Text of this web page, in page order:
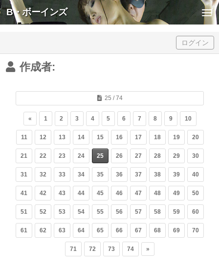
Skip to content
B・ボーインズ
ログイン
作成者:
25 / 74
« 1 2 3 4 5 6 7 8 9 10
11 12 13 14 15 16 17 18 19 20
21 22 23 24 25 26 27 28 29 30
31 32 33 34 35 36 37 38 39 40
41 42 43 44 45 46 47 48 49 50
51 52 53 54 55 56 57 58 59 60
61 62 63 64 65 66 67 68 69 70
71 72 73 74 »